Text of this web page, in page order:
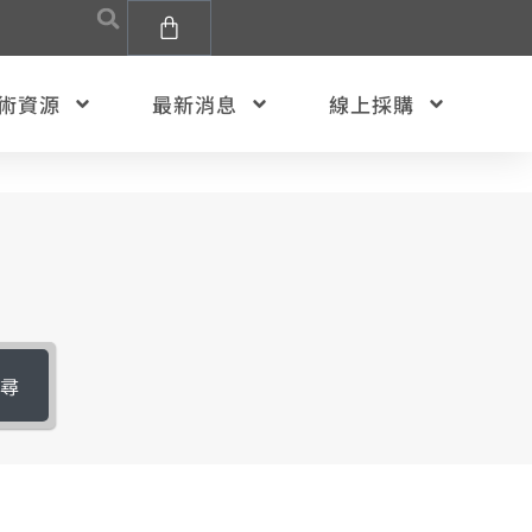
資源 最新消息 線上採購